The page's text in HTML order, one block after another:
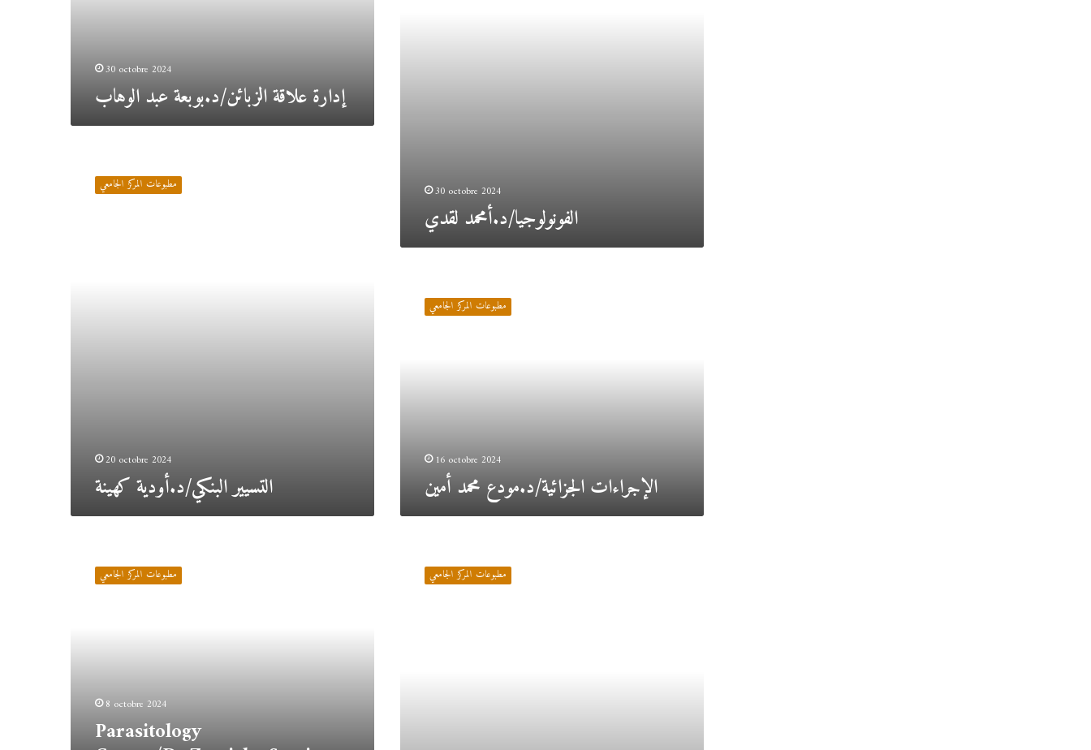
30 octobre 2024
إدارة علاقة الزبائن/د.بوبعة عبد الوهاب
30 octobre 2024
الفونولوجيا/د.أمحمد لقدي
مطبوعات المركز الجامعي
20 octobre 2024
التسيير البنكي/د.أودية كهينة
الجزائية/
د.مودع مطبوعات المركز الجامعي
16 octobre 2024
الإجراءات الجزائية/د.مودع محمد أمين
Course/Dr.Zamiche
Samiraمطبوعات المركز الجامعي
8 octobre 2024
Parasitology
الخاصة/
د.زرقوقمطبوعات المركز الجامعي